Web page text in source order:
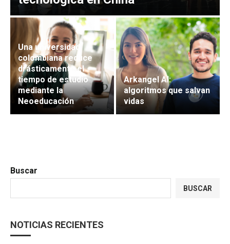
Una universidad
colombiana reduce
drásticamente el
tiempo de estudio
mediante la
Neoeducación
Arkangel AI:
algoritmos que salvan
vidas
Buscar
BUSCAR
NOTICIAS RECIENTES